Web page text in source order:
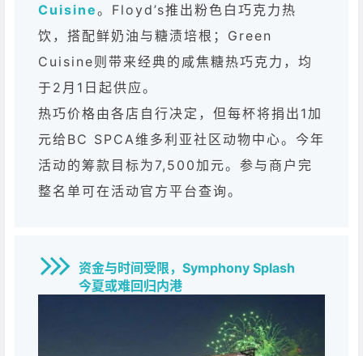
Cuisine。Floyd’s推出粉色白巧克力热
饮，搭配鲜奶油与糖渍培根；Green
Cuisine则带来经典的咸焦糖热巧克力，均
于2月1日起供应。
热巧价格由各店自行决定，但每杯将捐出1加
元给BC SPCA维多利亚社区动物中心。今年
活动的筹款目标为7,500加元。参与商户完
整名单可在活动官方平台查询。
资金与时间受限，Symphony Splash
今夏或难回归内港